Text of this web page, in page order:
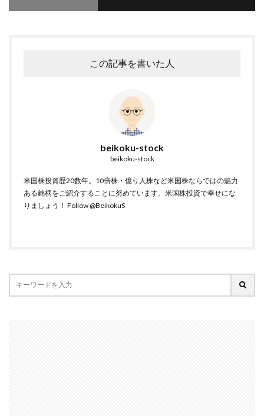
この記事を書いた人
beikoku-stock
beikoku-stock
米国株投資歴20数年。10倍株・億り人株など米国株ならではの魅力
ある銘柄をご紹介することに努めています。米国株投資で幸せにな
りましょう！ Follow @BeikokuS